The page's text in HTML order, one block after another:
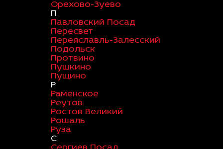
Орехово-Зуево
П
Павловский Посад
Пересвет
Переяславль-Залесский
Подольск
Протвино
Пушкино
Пущино
Р
Раменское
Реутов
Ростов Великий
Рошаль
Руза
С